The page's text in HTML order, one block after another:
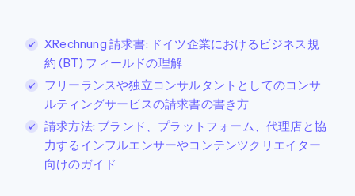
XRechnung 請求書: ドイツ企業におけるビジネス規
約 (BT) フィールドの理解
フリーランスや独立コンサルタントとしてのコンサ
ルティングサービスの請求書の書き方
請求方法: ブランド、プラットフォーム、代理店と協
力するインフルエンサーやコンテンツクリエイター
向けのガイド
English 简体中文
スイス
Deutsch FrançaisItalianoEnglish
スウェーデン
SvenskaEnglish
スペイン
EspañolEnglish
スロバキア
English